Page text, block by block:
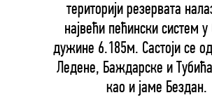
територији резервата
највећи пећински систем у
дужине 6.185м. Састоји се
Ледене, Баждарске и
као и јаме Бездан.